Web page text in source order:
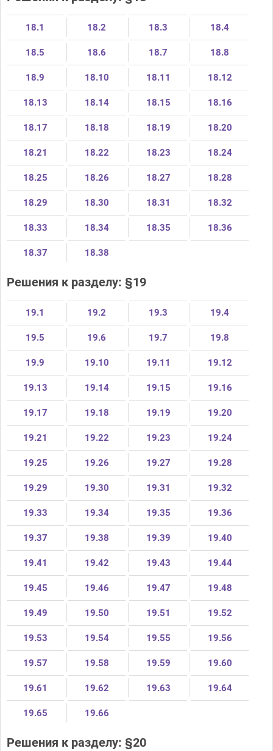
18.1 18.2 18.3 18.4
18.5 18.6 18.7 18.8
18.9 18.10 18.11 18.12
18.13 18.14 18.15 18.16
18.17 18.18 18.19 18.20
18.21 18.22 18.23 18.24
18.25 18.26 18.27 18.28
18.29 18.30 18.31 18.32
18.33 18.34 18.35 18.36
18.37 18.38
Решения к разделу: §19
19.1 19.2 19.3 19.4
19.5 19.6 19.7 19.8
19.9 19.10 19.11 19.12
19.13 19.14 19.15 19.16
19.17 19.18 19.19 19.20
19.21 19.22 19.23 19.24
19.25 19.26 19.27 19.28
19.29 19.30 19.31 19.32
19.33 19.34 19.35 19.36
19.37 19.38 19.39 19.40
19.41 19.42 19.43 19.44
19.45 19.46 19.47 19.48
19.49 19.50 19.51 19.52
19.53 19.54 19.55 19.56
19.57 19.58 19.59 19.60
19.61 19.62 19.63 19.64
19.65 19.66
Решения к разделу: §20